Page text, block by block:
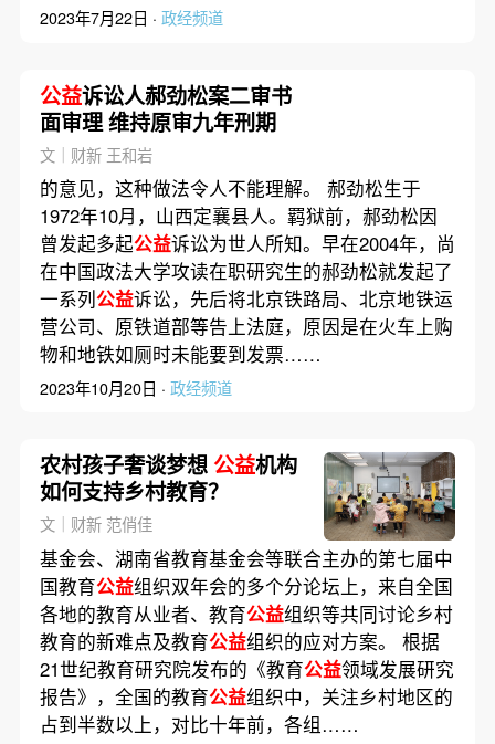
2023年7月22日 · 政经频道
公益诉讼人郝劲松案二审书
面审理 维持原审九年刑期
文｜财新 王和岩
的意见，这种做法令人不能理解。 郝劲松生于
1972年10月，山西定襄县人。羁狱前，郝劲松因
曾发起多起公益诉讼为世人所知。早在2004年，尚
在中国政法大学攻读在职研究生的郝劲松就发起了
一系列公益诉讼，先后将北京铁路局、北京地铁运
营公司、原铁道部等告上法庭，原因是在火车上购
物和地铁如厕时未能要到发票……
2023年10月20日 · 政经频道
农村孩子奢谈梦想 公益机构
如何支持乡村教育？
文｜财新 范俏佳
基金会、湖南省教育基金会等联合主办的第七届中
国教育公益组织双年会的多个分论坛上，来自全国
各地的教育从业者、教育公益组织等共同讨论乡村
教育的新难点及教育公益组织的应对方案。 根据
21世纪教育研究院发布的《教育公益领域发展研究
报告》，全国的教育公益组织中，关注乡村地区的
占到半数以上，对比十年前，各组……